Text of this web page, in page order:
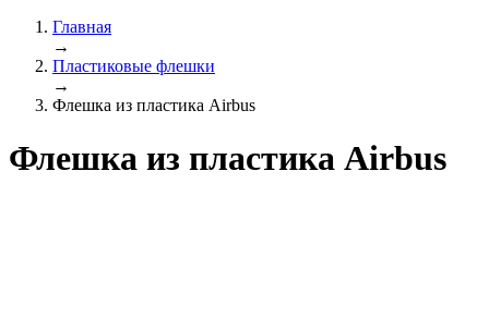
Главная
→
Пластиковые флешки
→
Флешка из пластика Airbus
Флешка из пластика Airbus